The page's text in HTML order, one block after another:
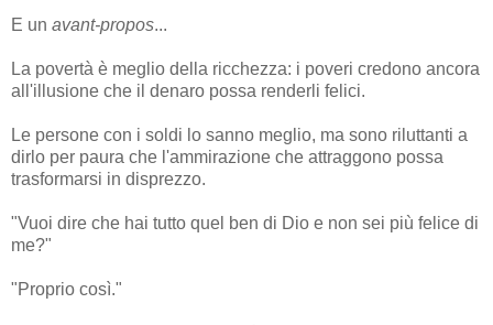
E un avant-propos...
La povertà è meglio della ricchezza: i poveri credono ancora
all'illusione che il denaro possa renderli felici.
Le persone con i soldi lo sanno meglio, ma sono riluttanti a
dirlo per paura che l'ammirazione che attraggono possa
trasformarsi in disprezzo.
"Vuoi dire che hai tutto quel ben di Dio e non sei più felice di
me?"
"Proprio così."